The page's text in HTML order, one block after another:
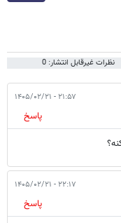
نظرات غیرقابل انتشار: 0
۲۱:۵۷ - ۱۴۰۵/۰۲/۲۱
پاسخ
۲۲:۱۷ - ۱۴۰۵/۰۲/۲۱
پاسخ